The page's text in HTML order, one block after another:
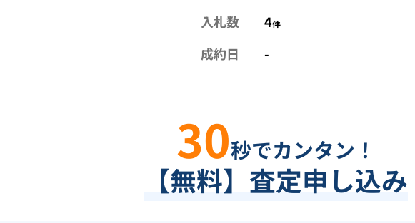
入札数
4件
成約日 -
30秒でカンタン！
【無料】査定申し込み